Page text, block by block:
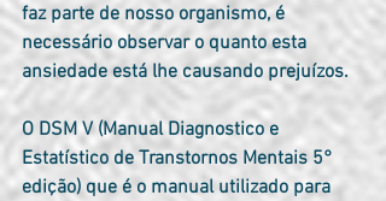
faz parte de nosso organismo, é
necessário observar o quanto esta
ansiedade está lhe causando prejuízos.
O DSM V (Manual Diagnostico e
Estatístico de Transtornos Mentais 5°
edição) que é o manual utilizado para